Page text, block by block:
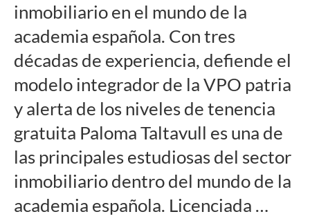
inmobiliario en el mundo de la
academia española. Con tres
décadas de experiencia, defiende el
modelo integrador de la VPO patria
y alerta de los niveles de tenencia
gratuita Paloma Taltavull es una de
las principales estudiosas del sector
inmobiliario dentro del mundo de la
academia española. Licenciada …